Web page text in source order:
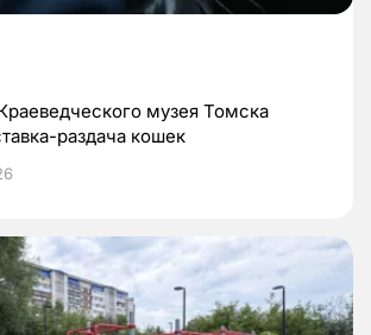
музея Томска
раздача кошек